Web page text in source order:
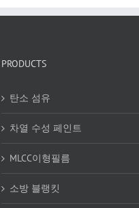
PRODUCTS
탄소 섬유
차열 수성 페인트
MLCC이형필름
소방 블랭킷